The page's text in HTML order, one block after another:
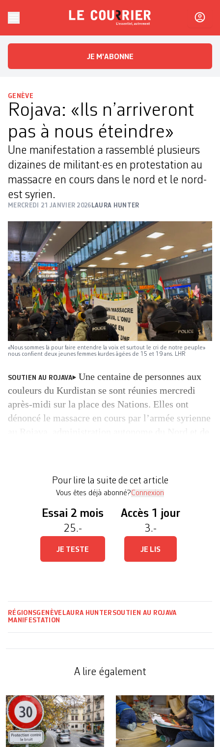
Le CourrierL'essentiel, autrement
JE M'ABONNE
GENÈVE
Rojava: «Ils n’arriveront
pas à nous éteindre»
Une manifestation a rassemblé plusieurs
dizaines de militant·es en protestation au
massacre en cours dans le nord et le nord-
est syrien.
MERCREDI 21 JANVIER 2026 LAURA HUNTER
«Nous sommes là pour faire entendre la voix et surtout le cri de notre peuple»
nous confient deux jeunes femmes kurdes âgées de 15 et 19 ans. LHR
SOUTIEN AU ROJAVA
Une centaine de personnes aux
couleurs du Kurdistan se sont réunies mercredi
après-midi sur la place des Nations. Elles ont
dénoncé le massacre en cours par l’armée syrienne
Pour lire la suite de cet article
Vous êtes déjà abonné?Connexion
Essai 2 mois
25.-
JE TESTE
Accès 1 jour
3.-
JE LIS
RÉGIONSGENÈVE LAURA HUNTER SOUTIEN AU ROJAVA
MANIFESTATION
A lire également